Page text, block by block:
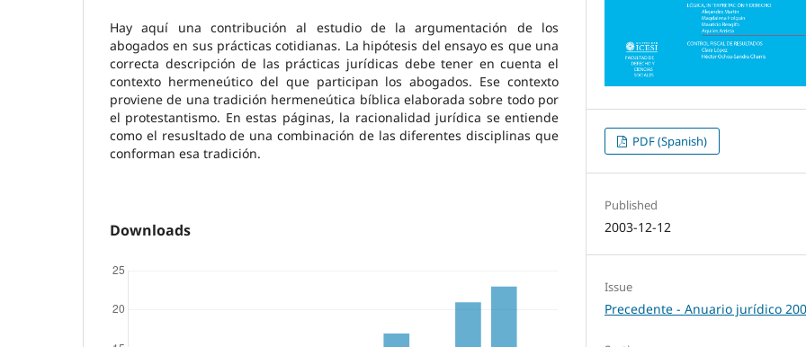
Hay aquí una contribución al estudio de la argumentación de los
abogados en sus prácticas cotidianas. La hipótesis del ensayo es que una
correcta descripción de las prácticas jurídicas debe tener en cuenta el
contexto hermeneútico del que participan los abogados. Ese contexto
proviene de una tradición hermeneútica bíblica elaborada sobre todo por
el protestantismo. En estas páginas, la racionalidad jurídica se entiende
como el resusltado de una combinación de las diferentes disciplinas que
conforman esa tradición.
Downloads
PDF (Spanish)
Published
2003-12-12
Issue
Precedente - Anuario jurídico